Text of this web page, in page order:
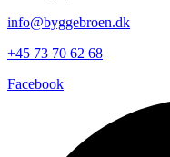
info@byggebroen.dk
+45 73 70 62 68
Facebook